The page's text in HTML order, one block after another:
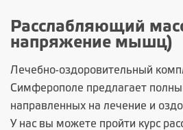
Расслабляющий
напряжение мышц)
Лечебно-оздоровительный
Симферополе предлагает
направленных на лечение и
У нас вы можете пройти курс